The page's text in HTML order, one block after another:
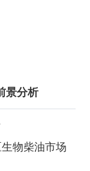
景分析
物柴油市场